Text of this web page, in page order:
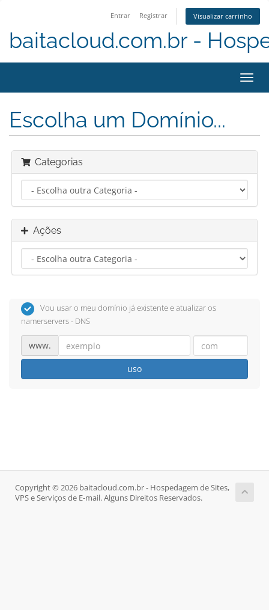
Entrar Registrar Visualizar carrinho
baitacloud.com.br -
Escolha um Domínio...
Categorias
Ações
Vou usar o meu domínio já existente e atualizar os
namerservers - DNS
www.
uso
Copyright © 2026 baitacloud.com.br - Hospedagem de Sites,
VPS e Serviços de E-mail. Alguns Direitos Reservados.